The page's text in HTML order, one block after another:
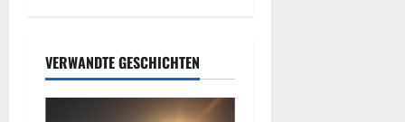
g
s
VERWANDTE GESCHICHTEN